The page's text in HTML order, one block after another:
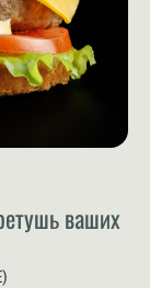
ваших